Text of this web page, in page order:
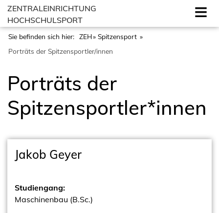
ZENTRALEINRICHTUNG
HOCHSCHULSPORT
Sie befinden sich hier: ZEH
Spitzensport
Porträts der Spitzensportler/innen
Porträts der
Spitzensportler*innen
Jakob Geyer
Studiengang:
Maschinenbau (B.Sc.)